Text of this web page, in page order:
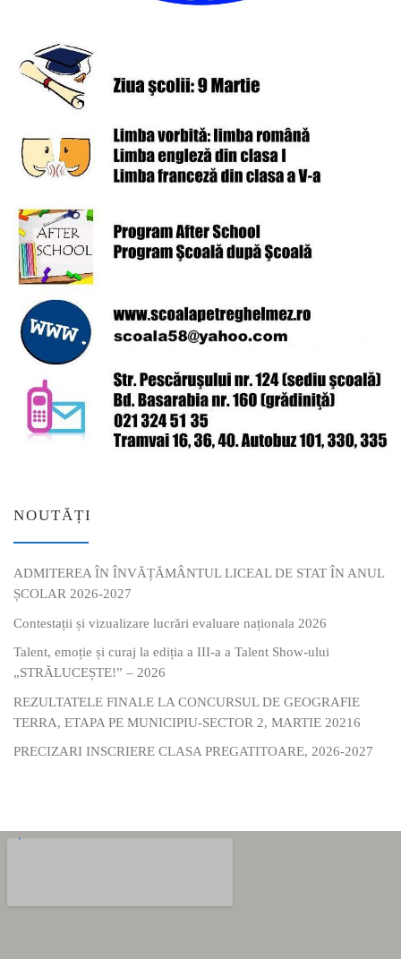
NOUTĂȚI
ADMITEREA ÎN ÎNVĂȚĂMÂNTUL LICEAL DE STAT ÎN ANUL
ȘCOLAR 2026-2027
Contestații și vizualizare lucrări evaluare naționala 2026
Talent, emoție și curaj la ediția a III-a a Talent Show-ului
„STRĂLUCEȘTE!” – 2026
REZULTATELE FINALE LA CONCURSUL DE GEOGRAFIE
TERRA, ETAPA PE MUNICIPIU-SECTOR 2, MARTIE 20216
PRECIZARI INSCRIERE CLASA PREGATITOARE, 2026-2027